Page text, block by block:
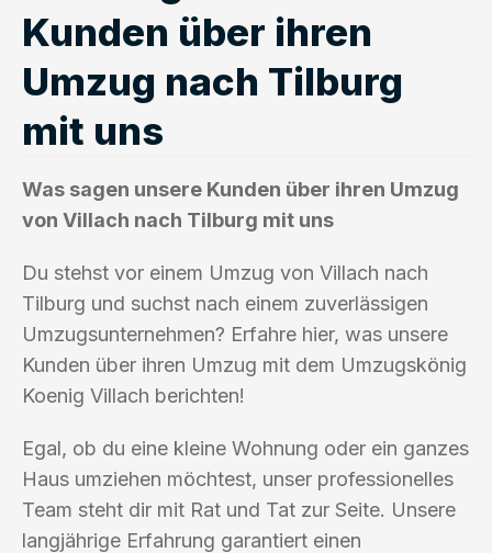
Kunden über ihren
Umzug nach Tilburg
mit uns
Was sagen unsere Kunden über ihren Umzug
von Villach nach Tilburg mit uns
Du stehst vor einem Umzug von Villach nach
Tilburg und suchst nach einem zuverlässigen
Umzugsunternehmen? Erfahre hier, was unsere
Kunden über ihren Umzug mit dem Umzugskönig
Koenig Villach berichten!
Egal, ob du eine kleine Wohnung oder ein ganzes
Haus umziehen möchtest, unser professionelles
Team steht dir mit Rat und Tat zur Seite. Unsere
langjährige Erfahrung garantiert einen